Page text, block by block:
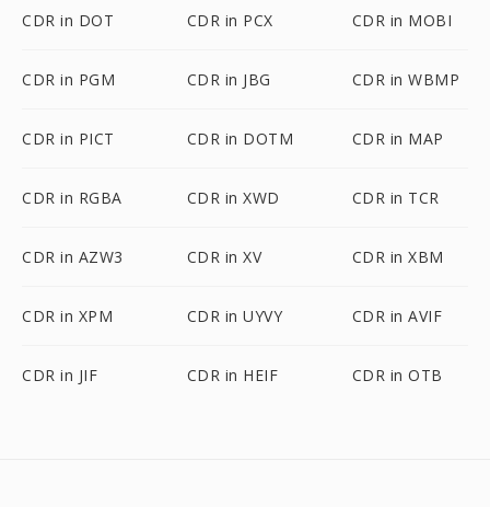
CDR in DOT CDR in PCX CDR in MOBI
CDR in PGM CDR in JBG CDR in WBMP
CDR in PICT CDR in DOTM CDR in MAP
CDR in RGBA CDR in XWD CDR in TCR
CDR in AZW3 CDR in XV CDR in XBM
CDR in XPM CDR in UYVY CDR in AVIF
CDR in JIF CDR in HEIF CDR in OTB